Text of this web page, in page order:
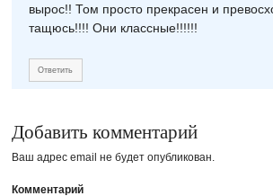
вырос!! Том просто прекрасен и
тащюсь!!!! Они классные!!!!!!
Ответить
Добавить комментарий
Ваш адрес email не будет опубликован.
Комментарий